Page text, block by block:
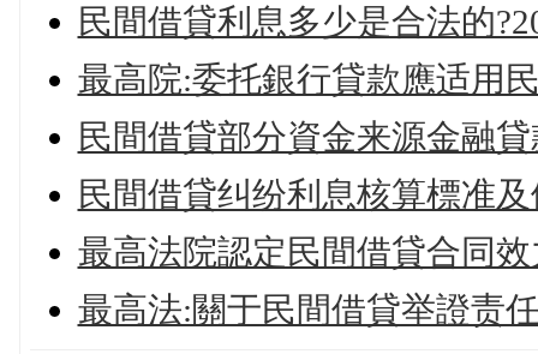
民間借貸利息多少是合法的
最高院:委托銀行貸款應适用
民間借貸部分資金来源金融
民間借貸纠纷利息核算標准
最高法院認定民間借貸合同
最高法:關于民間借貸举證责